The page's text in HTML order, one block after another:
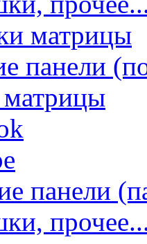
матрицы
панели
панели